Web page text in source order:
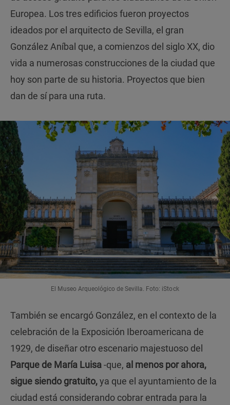
Europea. Los tres edificios fueron proyectos
ideados por el arquitecto de Sevilla, el gran
González Aníbal que, a comienzos del siglo XX, dio
vida a numerosas construcciones de la ciudad que
hoy son parte de su historia. Proyectos que bien
dan de sí para una ruta.
El Museo Arqueológico de Sevilla. Foto: iStock
También se encargó González, en el contexto de la
celebración de la Exposición Iberoamericana de
1929, de diseñar otro escenario majestuoso del
Parque de María Luisa-que, al menos por ahora,
sigue siendo gratuito,ya que el ayuntamiento de la
ciudad está considerando cobrar entrada para la